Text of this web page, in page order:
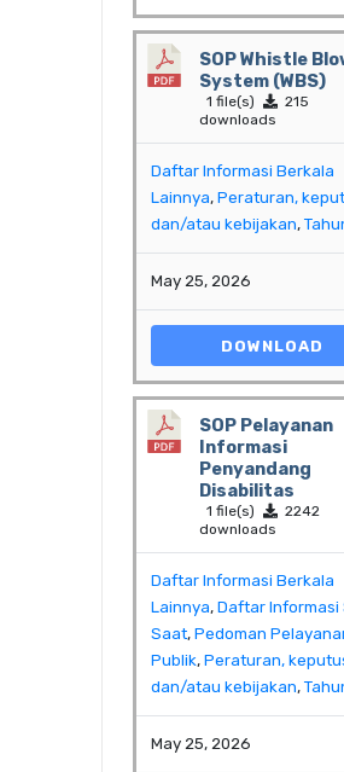
SOP Whistle
System (WBS)
1 file(s)
215
downloads
Daftar Informasi Berkala
Lainnya, Peraturan,
dan/atau kebijakan,
May 25, 2026
DOWNLOAD
SOP Pelayanan
Informasi
Penyandang
Disabilitas
1 file(s)
2242
downloads
Daftar Informasi Berkala
Lainnya, Daftar Informasi
Saat, Pedoman
Publik, Peraturan,
dan/atau kebijakan,
May 25, 2026